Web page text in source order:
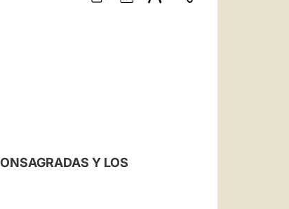
POLSKI
Y LOS